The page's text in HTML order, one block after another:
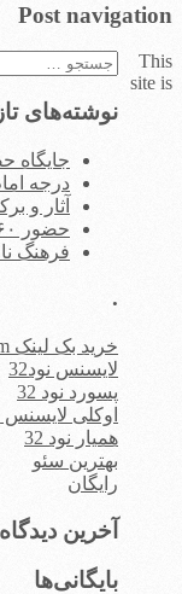
Post navigation
جستجو
نوشته‌های
درجه
آثار و
حضور ۶۰ مداح و سخنران سرشناس در اربعین امسال
فرهنگ
.
خرید بک لینک behtarinbacklink.com
لایسنس نود32
پسورد نود 32
اوکلی لایسنس
همیار نود 32
بهترین سئو
رایگان
آخرین
بایگانی‌ها
This
site is